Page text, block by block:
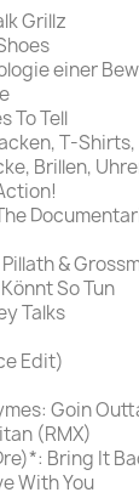
Grillz
einer
To Tell
T-Shirts,
Brillen,
&
So Tun
Talks
Edit)
Goin
(RMX)
Bring It
With You